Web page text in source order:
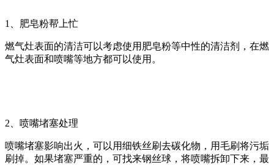
1、肥皂粉帮上忙
燃气灶表面的清洁可以考虑使用肥皂粉等中性的清洁剂，在燃
气灶表面和喷嘴等地方都可以使用。
2、喷嘴堵塞处理
喷嘴堵塞影响出火，可以用细铁丝刷去碳化物，用毛刷将污垢
刷掉。如果堵塞严重的，可找来钢丝球，将喷嘴拆卸下来，最